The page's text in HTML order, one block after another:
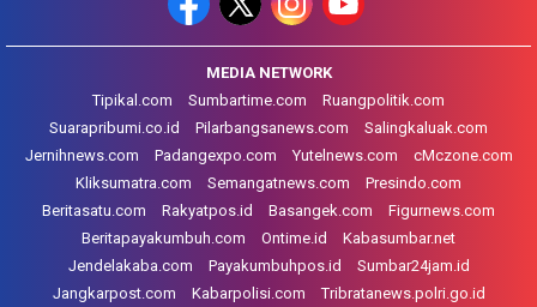
MEDIA NETWORK
Tipikal.com
Sumbartime.com
Ruangpolitik.com
Suarapribumi.co.id
Pilarbangsanews.com
Salingkaluak.com
Jernihnews.com
Padangexpo.com Yutelnews.com
cMczone.com
Kliksumatra.com
Semangatnews.com
Presindo.com
Beritasatu.com
Rakyatpos.id Basangek.com
Figurnews.com
Beritapayakumbuh.com
Ontime.id
Kabasumbar.net
Jendelakaba.com
Payakumbuhpos.id
Sumbar24jam.id
Jangkarpost.com
Kabarpolisi.com Tribratanews.polri.go.id